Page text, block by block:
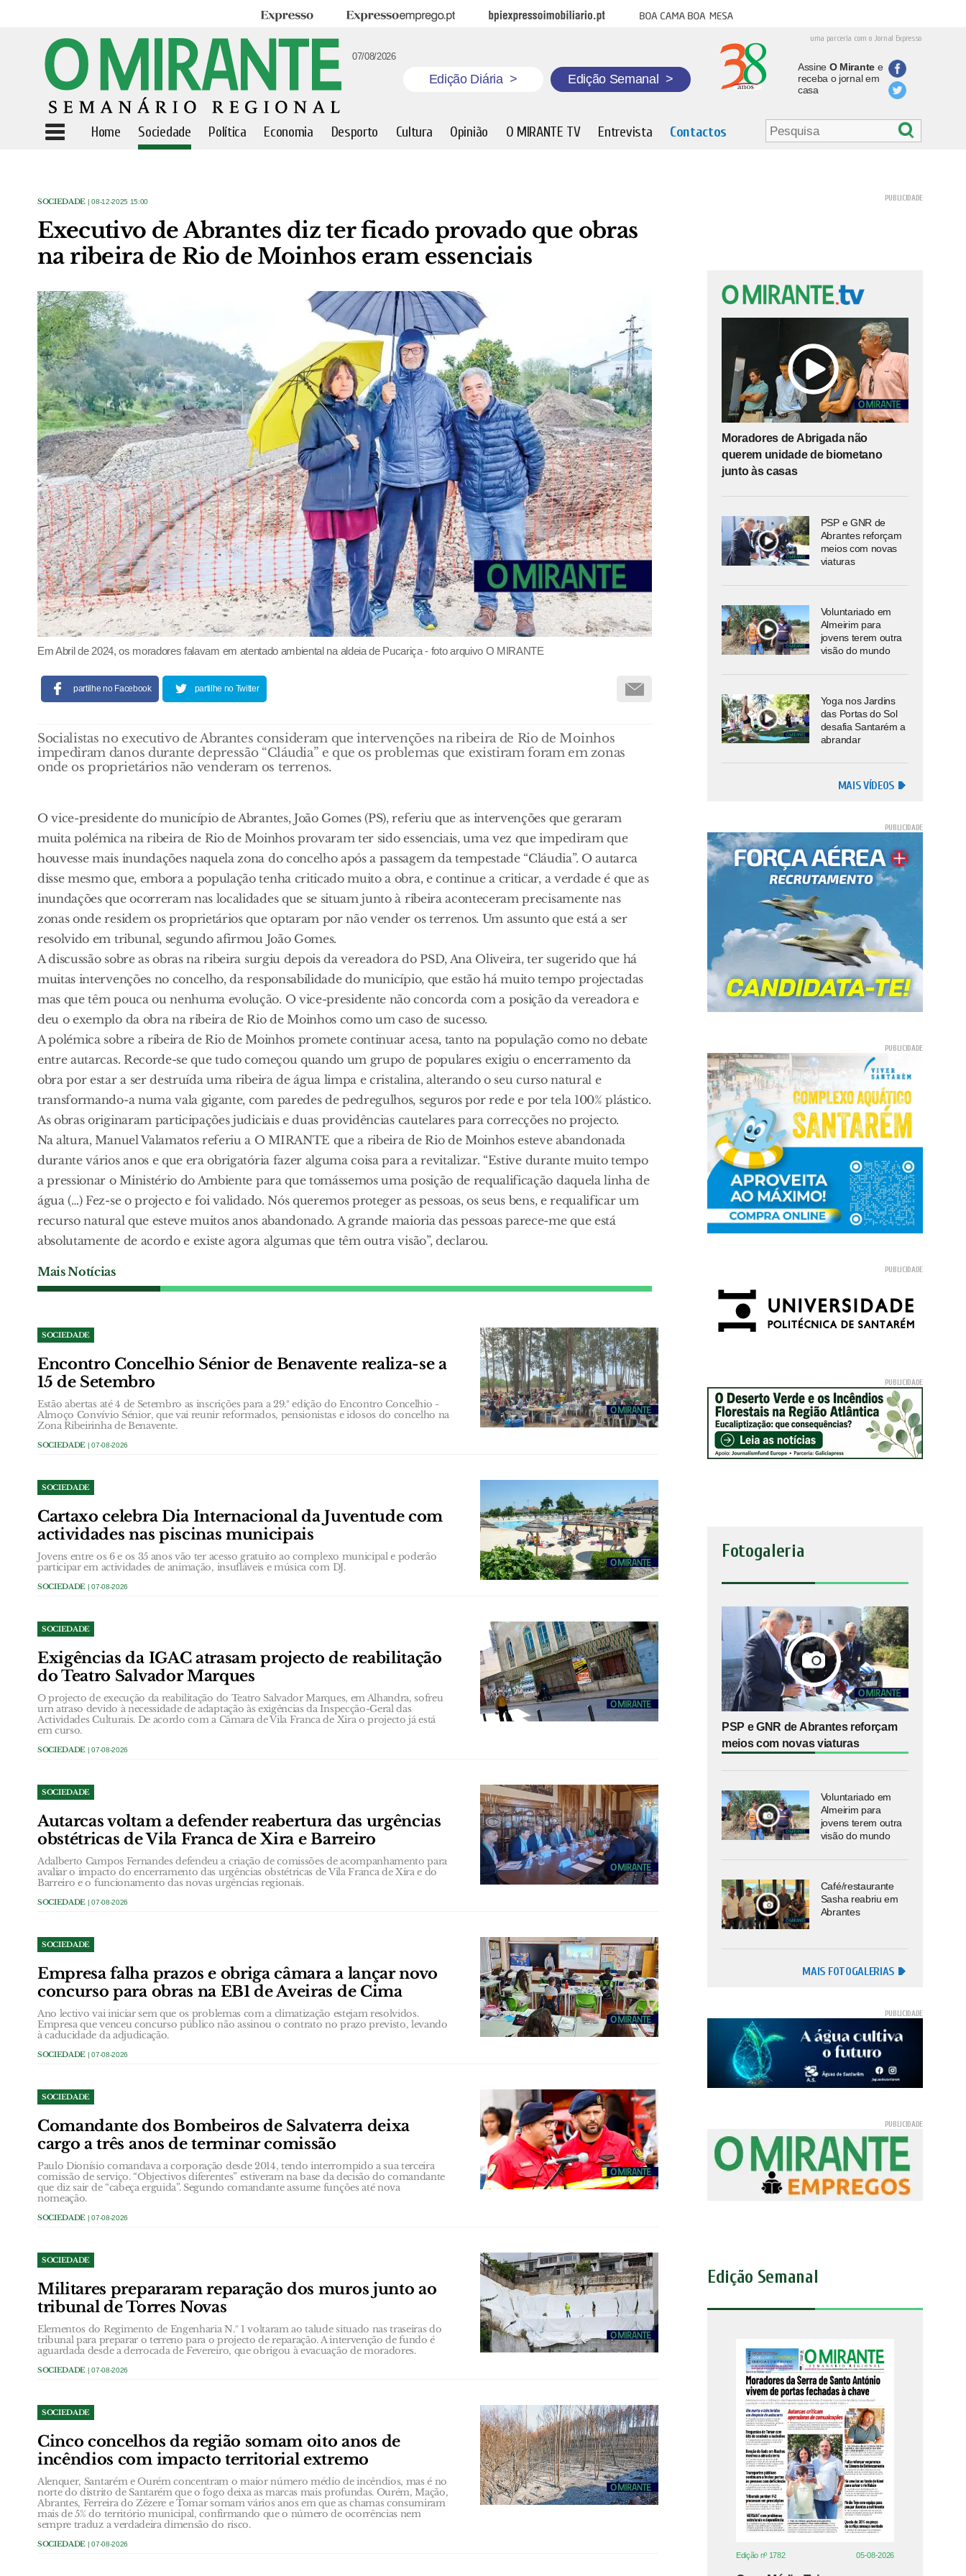
Expresso Expresso Emprego BPI Expresso Imobiliário Boa cama boa mesa
uma parceria com o Jornal Expresso
07/08/2026
Edição Diária > Edição Semanal >
Assine O Mirantee
receba o jornal em
casa
Home Sociedade Política Economia Desporto Cultura Opinião O MIRANTE TV Entrevista Contactos
SOCIEDADE | 08-12-2025 15:00
Executivo de Abrantes diz ter ficado provado que obras
na ribeira de Rio de Moinhos eram essenciais
Em Abril de 2024, os moradores falavam em atentado ambiental na aldeia de Pucariça - foto arquivo O MIRANTE
partilhe no Facebook partilhe no Twitter
Socialistas no executivo de Abrantes consideram que intervenções na ribeira de Rio de Moinhos
impediram danos durante depressão “Cláudia” e que os problemas que existiram foram em zonas
onde os proprietários não venderam os terrenos.
O vice-presidente do município de Abrantes, João Gomes (PS), referiu que as intervenções que geraram
muita polémica na ribeira de Rio de Moinhos provaram ter sido essenciais, uma vez que impediram que
houvesse mais inundações naquela zona do concelho após a passagem da tempestade “Cláudia”. O autarca
disse mesmo que, embora a população tenha criticado muito a obra, e continue a criticar, a verdade é que as
inundações que ocorreram nas localidades que se situam junto à ribeira aconteceram precisamente nas
zonas onde residem os proprietários que optaram por não vender os terrenos. Um assunto que está a ser
resolvido em tribunal, segundo afirmou João Gomes.
A discussão sobre as obras na ribeira surgiu depois da vereadora do PSD, Ana Oliveira, ter sugerido que há
muitas intervenções no concelho, da responsabilidade do município, que estão há muito tempo projectadas
mas que têm pouca ou nenhuma evolução. O vice-presidente não concorda com a posição da vereadora e
deu o exemplo da obra na ribeira de Rio de Moinhos como um caso de sucesso.
A polémica sobre a ribeira de Rio de Moinhos promete continuar acesa, tanto na população como no debate
entre autarcas. Recorde-se que tudo começou quando um grupo de populares exigiu o encerramento da
obra por estar a ser destruída uma ribeira de água limpa e cristalina, alterando o seu curso natural e
transformando-a numa vala gigante, com paredes de pedregulhos, seguros por rede e por tela 100% plástico.
As obras originaram participações judiciais e duas providências cautelares para correcções no projecto.
Na altura, Manuel Valamatos referiu a O MIRANTE que a ribeira de Rio de Moinhos esteve abandonada
durante vários anos e que era obrigatória fazer alguma coisa para a revitalizar. “Estive durante muito tempo
a pressionar o Ministério do Ambiente para que tomássemos uma posição de requalificação daquela linha de
água (…) Fez-se o projecto e foi validado. Nós queremos proteger as pessoas, os seus bens, e requalificar um
recurso natural que esteve muitos anos abandonado. A grande maioria das pessoas parece-me que está
absolutamente de acordo e existe agora algumas que têm outra visão”, declarou.
Mais Notícias
SOCIEDADE
Encontro Concelhio Sénior de Benavente realiza-se a
15 de Setembro
Estão abertas até 4 de Setembro as inscrições para a 29.ª edição do Encontro Concelhio -
Almoço Convívio Sénior, que vai reunir reformados, pensionistas e idosos do concelho na
Zona Ribeirinha de Benavente.
SOCIEDADE | 07-08-2026
SOCIEDADE
Cartaxo celebra Dia Internacional da Juventude com
actividades nas piscinas municipais
Jovens entre os 6 e os 35 anos vão ter acesso gratuito ao complexo municipal e poderão
participar em actividades de animação, insufláveis e música com DJ.
SOCIEDADE | 07-08-2026
SOCIEDADE
Exigências da IGAC atrasam projecto de reabilitação
do Teatro Salvador Marques
O projecto de execução da reabilitação do Teatro Salvador Marques, em Alhandra, sofreu
um atraso devido à necessidade de adaptação às exigências da Inspecção-Geral das
Actividades Culturais. De acordo com a Câmara de Vila Franca de Xira o projecto já está
em curso.
SOCIEDADE | 07-08-2026
SOCIEDADE
Autarcas voltam a defender reabertura das urgências
obstétricas de Vila Franca de Xira e Barreiro
Adalberto Campos Fernandes defendeu a criação de comissões de acompanhamento para
avaliar o impacto do encerramento das urgências obstétricas de Vila Franca de Xira e do
Barreiro e o funcionamento das novas urgências regionais.
SOCIEDADE | 07-08-2026
SOCIEDADE
Empresa falha prazos e obriga câmara a lançar novo
concurso para obras na EB1 de Aveiras de Cima
Ano lectivo vai iniciar sem que os problemas com a climatização estejam resolvidos.
Empresa que venceu concurso público não assinou o contrato no prazo previsto, levando
à caducidade da adjudicação.
SOCIEDADE | 07-08-2026
SOCIEDADE
Comandante dos Bombeiros de Salvaterra deixa
cargo a três anos de terminar comissão
Paulo Dionísio comandava a corporação desde 2014, tendo interrompido a sua terceira
comissão de serviço. “Objectivos diferentes” estiveram na base da decisão do comandante
que diz sair de “cabeça erguida”. Segundo comandante assume funções até nova
nomeação.
SOCIEDADE | 07-08-2026
SOCIEDADE
Militares prepararam reparação dos muros junto ao
tribunal de Torres Novas
Elementos do Regimento de Engenharia N.º 1 voltaram ao talude situado nas traseiras do
tribunal para preparar o terreno para o projecto de reparação. A intervenção de fundo é
aguardada desde a derrocada de Fevereiro, que obrigou à evacuação de moradores.
SOCIEDADE | 07-08-2026
SOCIEDADE
Cinco concelhos da região somam oito anos de
incêndios com impacto territorial extremo
Alenquer, Santarém e Ourém concentram o maior número médio de incêndios, mas é no
norte do distrito de Santarém que o fogo deixa as marcas mais profundas. Ourém, Mação,
Abrantes, Ferreira do Zêzere e Tomar somam vários anos em que as chamas consumiram
mais de 5% do território municipal, confirmando que o número de ocorrências nem
sempre traduz a verdadeira dimensão do risco.
SOCIEDADE | 07-08-2026
Moradores de Abrigada não
querem unidade de biometano
junto às casas
PSP e GNR de
Abrantes reforçam
meios com novas
viaturas
Voluntariado em
Almeirim para
jovens terem outra
visão do mundo
Yoga nos Jardins
das Portas do Sol
desafia Santarém a
abrandar
MAIS VÍDEOS
Fotogaleria
PSP e GNR de Abrantes reforçam
meios com novas viaturas
Voluntariado em
Almeirim para
jovens terem outra
visão do mundo
Café/restaurante
Sasha reabriu em
Abrantes
MAIS FOTOGALERIAS
Edição Semanal
Edição nº 1782 05-08-2026